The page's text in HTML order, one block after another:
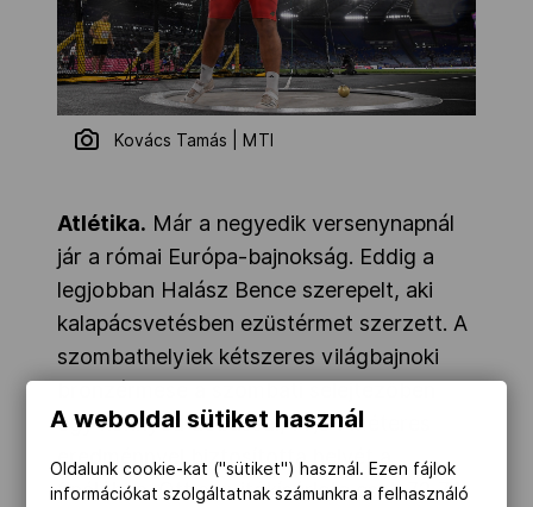
Kovács Tamás | MTI
Atlétika. Már a negyedik versenynapnál
jár a római Európa-bajnokság. Eddig a
legjobban Halász Bence szerepelt, aki
kalapácsvetésben ezüstérmet szerzett. A
szombathelyiek kétszeres világbajnoki
egy könnyed dobással, 77,84 méteres
eredménnyel biztosította helyét a
fináléban. Ott a nyitókísérlete csak 72,74
A weboldal sütiket használ
Oldalunk cookie-kat ("sütiket") használ. Ezen fájlok
információkat szolgáltatnak számunkra a felhasználó